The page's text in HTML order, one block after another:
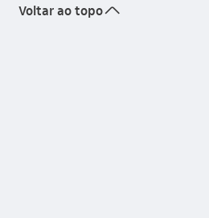
Voltar ao toposeta_cima